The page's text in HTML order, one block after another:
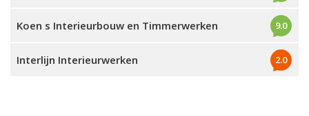
Koen s Interieurbouw en Timmerwerken 9.0
Interlijn Interieurwerken 2.0